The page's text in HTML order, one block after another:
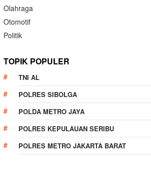
Olahraga
Otomotif
Politik
TOPIK POPULER
TNI AL
POLRES SIBOLGA
POLDA METRO JAYA
POLRES KEPULAUAN SERIBU
POLRES METRO JAKARTA BARAT